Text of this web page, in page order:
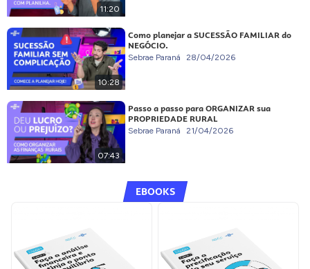
11:20
10:28
Como planejar a SUCESSÃO FAMILIAR do
NEGÓCIO.
Sebrae Paraná 28/04/2026
07:43
Passo a passo para ORGANIZAR sua
PROPRIEDADE RURAL
Sebrae Paraná 21/04/2026
EBOOKS